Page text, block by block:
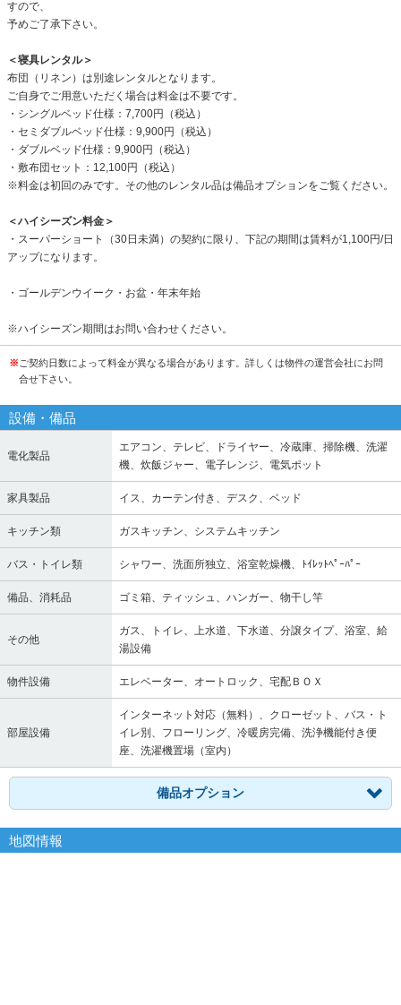
すので、
予めご了承下さい。
＜寝具レンタル＞
布団（リネン）は別途レンタルとなります。
ご自身でご用意いただく場合は料金は不要です。
・シングルベッド仕様：7,700円（税込）
・セミダブルベッド仕様：9,900円（税込）
・ダブルベッド仕様：9,900円（税込）
・敷布団セット：12,100円（税込）
※料金は初回のみです。その他のレンタル品は備品オプションをご覧ください。
＜ハイシーズン料金＞
・スーパーショート（30日未満）の契約に限り、下記の期間は賃料が1,100円/日
アップになります。
・ゴールデンウイーク・お盆・年末年始
※ハイシーズン期間はお問い合わせください。
※ ご契約日数によって料金が異なる場合があります。詳しくは物件の運営会社にお問
合せ下さい。
設備・備品
電化製品
エアコン、テレビ、ドライヤー、冷蔵庫、掃除機、洗濯
機、炊飯ジャー、電子レンジ、電気ポット
家具製品 イス、カーテン付き、デスク、ベッド
キッチン類 ガスキッチン、システムキッチン
バス・トイレ類 シャワー、洗面所独立、浴室乾燥機、ﾄｲﾚｯﾄﾍﾟｰﾊﾟｰ
備品、消耗品 ゴミ箱、ティッシュ、ハンガー、物干し竿
その他
ガス、トイレ、上水道、下水道、分譲タイプ、浴室、給
湯設備
物件設備 エレベーター、オートロック、宅配ＢＯＸ
部屋設備
インターネット対応（無料）、クローゼット、バス・ト
イレ別、フローリング、冷暖房完備、洗浄機能付き便
座、洗濯機置場（室内）
備品オプション
地図情報